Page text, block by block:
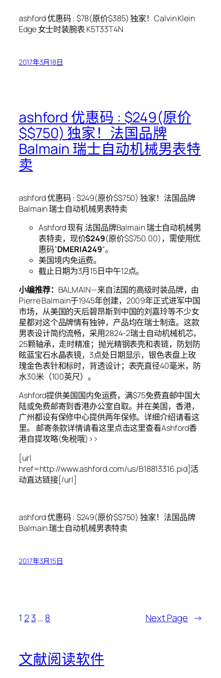
ashford 优惠码 : $78(原价$385) 独家！Calvin Klein
Edge 女士时装腕表 K5T33T4N
2017年3月18日
ashford 优惠码 : $249(原价
$$750) 独家！法国品牌
Balmain 瑞士自动机械男表特
卖
ashford 优惠码 : $249(原价$$750) 独家！法国品牌
Balmain 瑞士自动机械男表特卖
Ashford 现有 法国品牌Balmain 瑞士自动机械男
表特卖，现价$249(原价$$750.00)，需使用优
惠码”DMERIA249“。
美国境内免运费。
截止日期为3月15日中午12点。
小编推荐： BALMAIN—来自法国的高级时装品牌，由
Pierre Balmain于1945年创建，2009年正式进军中国
市场，从美国的天后碧昂斯到中国的刘嘉玲等不少女
星都对这个品牌情有独钟，产品均在瑞士制造。这款
男表设计简约流畅，采用2824-2瑞士自动机械机芯，
25颗轴承，走时精准；抛光精钢表壳和表链，防划防
眩蓝宝石水晶表镜，3点处日期显示，银色表盘上玫
瑰金色表针和标时，背透设计；表壳直径40毫米，防
水30米（100英尺）。
Ashford提供美国国内免运费，满$75免费直邮中国大
陆或免费邮寄到香港办公室自取。并在美国，香港，
广州都设有保修中心提供两年保修。详细介绍请看这
里。 邮寄条款详情请看这里点击这里查看Ashford香
港自提攻略(免税哦)>>
[url
href=http://www.ashford.com/us/B18813316.pid]活
动直达链接[/url]
ashford 优惠码 : $249(原价$$750) 独家！法国品牌
Balmain 瑞士自动机械男表特卖
2017年3月15日
1 2 3… 8 Next Page →
文献阅读软件